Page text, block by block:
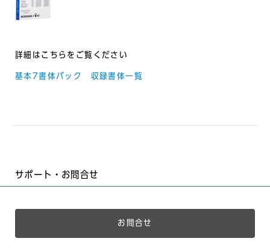
詳細はこちらをご覧ください
基本7書体パック 収録書体一覧
サポート・お問合せ
お問合せ